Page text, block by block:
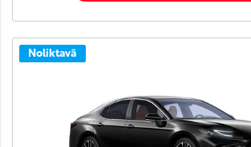
Noliktavā